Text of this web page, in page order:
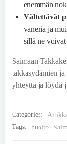
enemmän
Vältettävät
vaneria ja
sillä ne voivat
Saimaan
takkasydämien
yhteyttä ja löydä
Categories:
Tags:
huolto